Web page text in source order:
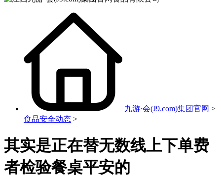
九游·会(J9.com)集团官网 >
食品安全动态 >
其实是正在替无数线上下单费
者检验餐桌平安的